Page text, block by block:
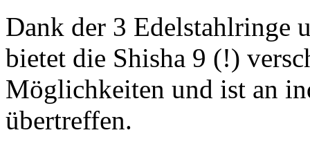
Dank der 3 Edelstahlringe
bietet die Shisha 9 (!)
Möglichkeiten und ist an
übertreffen.